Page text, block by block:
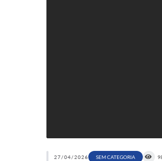
27/04/2026 SEM CATEGORIA